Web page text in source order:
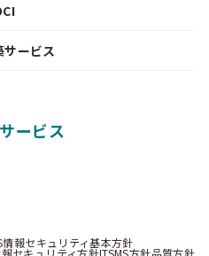
ービス
ービス
情報セキュリティ基本方針
セキュリティ方針ITSMS方針品質方針